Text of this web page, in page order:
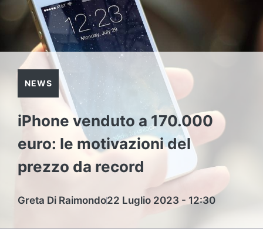
NEWS
iPhone venduto a 170.000
euro: le motivazioni del
prezzo da record
Greta Di Raimondo22 Luglio 2023 - 12:30